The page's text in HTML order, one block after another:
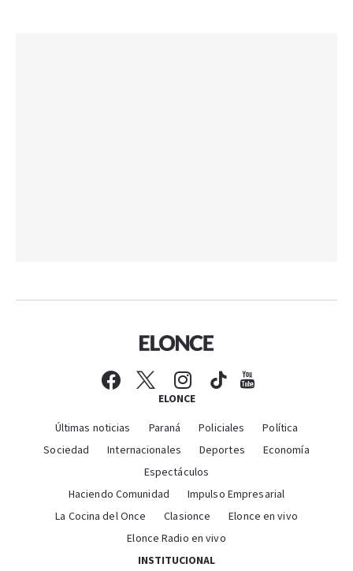
ELONCE
Últimas noticias Paraná Policiales
Política
Sociedad
Internacionales Deportes
Economía
Espectáculos
Haciendo Comunidad
Impulso Empresarial
La Cocina del Once
Clasionce
Elonce en vivo
Elonce Radio en vivo
INSTITUCIONAL